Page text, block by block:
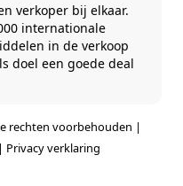
verkoper bij elkaar.
internationale
in de verkoop
doel een goede deal
rechten voorbehouden |
| Privacy verklaring